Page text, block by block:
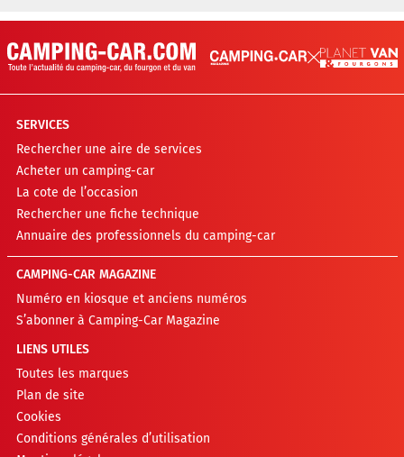
SERVICES
Rechercher une aire de services
Acheter un camping-car
La cote de l’occasion
Rechercher une fiche technique
Annuaire des professionnels du camping-car
CAMPING-CAR MAGAZINE
Numéro en kiosque et anciens numéros
S’abonner à Camping-Car Magazine
LIENS UTILES
Toutes les marques
Plan de site
Cookies
Conditions générales d’utilisation